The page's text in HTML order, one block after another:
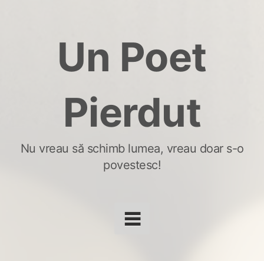
Un Poet
Pierdut
Nu vreau să schimb lumea, vreau doar s-o
povestesc!